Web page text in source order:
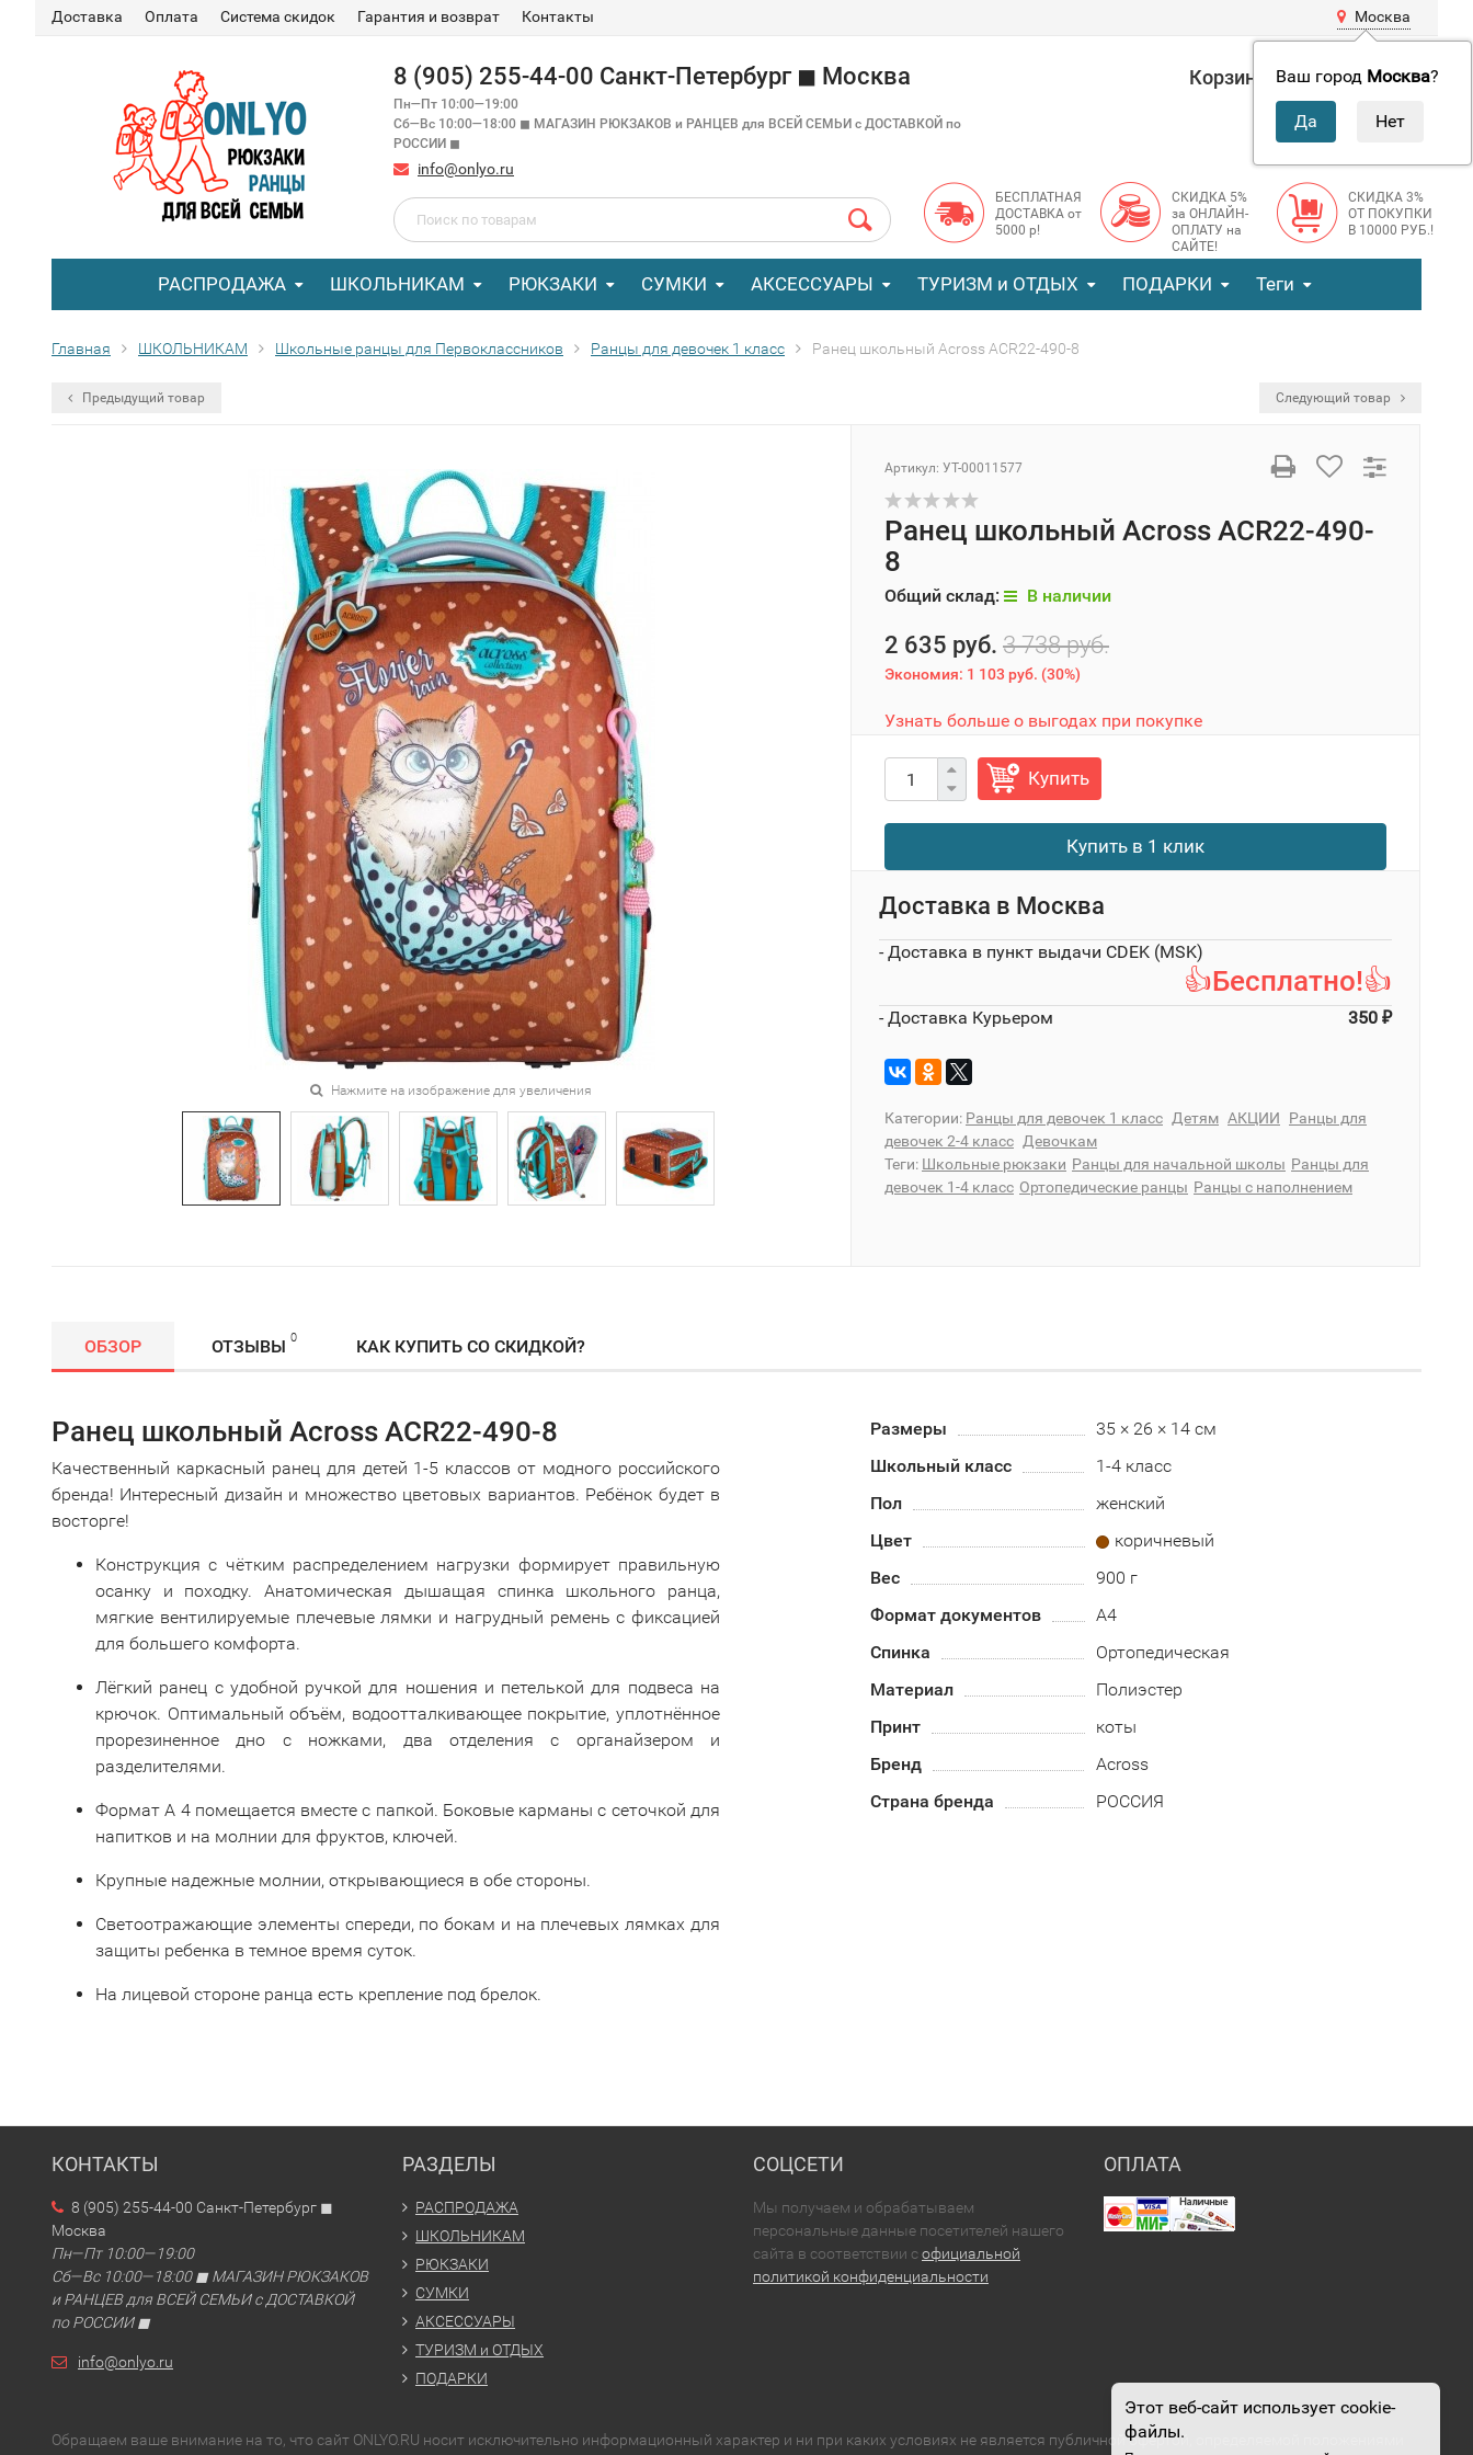
Этот веб-сайт использует cookie-
файлы.
Доставка Оплата Система скидок Гарантия и возврат Контакты Москва
Ваш город Москва?
8 (905) 255-44-00 Санкт-Петербург ◼ Москва
Пн—Пт 10:00—19:00
Сб—Вс 10:00—18:00 ◼ МАГАЗИН РЮКЗАКОВ и РАНЦЕВ для ВСЕЙ СЕМЬИ с ДОСТАВКОЙ по
РОССИИ ◼
info@onlyo.ru
Корзина 0 0 руб.
БЕСПЛАТНАЯ
ДОСТАВКА от
5000 р!
СКИДКА 5%
за ОНЛАЙН-
ОПЛАТУ на
САЙТЕ!
СКИДКА 3%
ОТ ПОКУПКИ
В 10000 РУБ.!
РАСПРОДАЖА ШКОЛЬНИКАМ РЮКЗАКИ СУМКИ АКСЕССУАРЫ ТУРИЗМ и ОТДЫХ ПОДАРКИ Теги
Главная ШКОЛЬНИКАМ Школьные ранцы для Первоклассников Ранцы для девочек 1 класс Ранец школьный Across ACR22-490-8
Предыдущий товар Следующий товар
Нажмите на изображение для увеличения
Артикул: УТ-00011577
Ранец школьный Across ACR22-490-
8
Общий склад: В наличии
2 635 руб. 3 738 руб.
Экономия: 1 103 руб. (30%)
Узнать больше о выгодах при покупке
Купить
Купить в 1 клик
Доставка в Москва
- Доставка в пункт выдачи CDEK (MSK)
👍Бесплатно!👍
- Доставка Курьером 350 ₽
Категории: Ранцы для девочек 1 класс Детям АКЦИИ
Ранцы для
девочек 2-4 класс Девочкам
Теги: Школьные рюкзаки Ранцы для начальной школы Ранцы для
девочек 1-4 класс Ортопедические ранцы Ранцы с наполнением
ОБЗОР ОТЗЫВЫ 0 КАК КУПИТЬ СО СКИДКОЙ?
Ранец школьный Across ACR22-490-8
Качественный каркасный ранец для детей 1-5 классов от модного российского
бренда! Интересный дизайн и множество цветовых вариантов. Ребёнок будет в
восторге!
Конструкция с чётким распределением нагрузки формирует правильную
осанку и походку. Анатомическая дышащая спинка школьного ранца,
мягкие вентилируемые плечевые лямки и нагрудный ремень с фиксацией
для большего комфорта.
Лёгкий ранец с удобной ручкой для ношения и петелькой для подвеса на
крючок. Оптимальный объём, водоотталкивающее покрытие, уплотнённое
прорезиненное дно с ножками, два отделения с органайзером и
разделителями.
Формат А 4 помещается вместе с папкой. Боковые карманы с сеточкой для
напитков и на молнии для фруктов, ключей.
Крупные надежные молнии, открывающиеся в обе стороны.
Светоотражающие элементы спереди, по бокам и на плечевых лямках для
защиты ребенка в темное время суток.
На лицевой стороне ранца есть крепление под брелок.
Размеры
35 × 26 × 14 см
Школьный класс
1-4 класс
Пол
женский
Цвет
коричневый
Вес
900 г
Формат документов
А4
Спинка
Ортопедическая
Материал
Полиэстер
Принт
коты
Бренд
Across
Страна бренда
РОССИЯ
КОНТАКТЫ
8 (905) 255-44-00 Санкт-Петербург ◼
Москва
Пн—Пт 10:00—19:00
Сб—Вс 10:00—18:00 ◼ МАГАЗИН РЮКЗАКОВ
и РАНЦЕВ для ВСЕЙ СЕМЬИ с ДОСТАВКОЙ
по РОССИИ ◼
info@onlyo.ru
РАЗДЕЛЫ
РАСПРОДАЖА
ШКОЛЬНИКАМ
РЮКЗАКИ
СУМКИ
АКСЕССУАРЫ
ТУРИЗМ и ОТДЫХ
ПОДАРКИ
СОЦСЕТИ
Мы получаем и обрабатываем
персональные данные посетителей нашего
сайта в соответствии софициальной
политикой конфиденциальности
ОПЛАТА
Обращаем ваше внимание на то, что сайт ONLYO.RU носит исключительно информационный характер и ни при каких условиях не является публичной офертой, определяемой положениями